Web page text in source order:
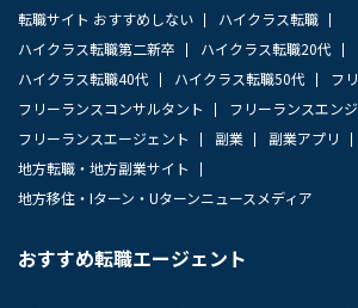
転職サイト おすすめしない
ハイクラス転職
ハイクラス転職第二新卒
ハイクラス転職20代
ハイクラス転職40代
ハイクラス転職50代
フ
フリーランスコンサルタント
フリーランスエン
フリーランスエージェント
副業 副業アプリ
地方転職・地方副業サイト
地方移住・Iターン・Uターンニュースメディア
おすすめ転職エージェント